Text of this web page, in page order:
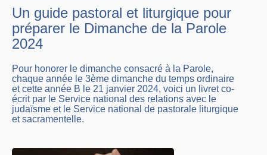
Un guide pastoral et liturgique pour
préparer le Dimanche de la Parole
2024
Pour honorer le dimanche consacré à la Parole,
chaque année le 3ème dimanche du temps ordinaire
et cette année B le 21 janvier 2024, voici un livret co-
écrit par le Service national des relations avec le
judaïsme et le Service national de pastorale liturgique
et sacramentelle.